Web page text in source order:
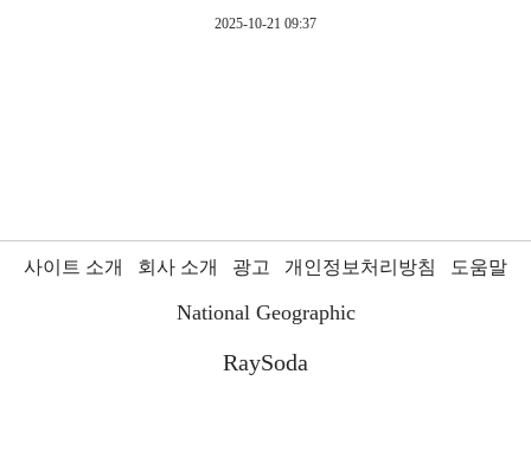
2025-10-21 09:37
사이트 소개 회사 소개 광고 개인정보처리방침 도움말
National Geographic
RaySoda